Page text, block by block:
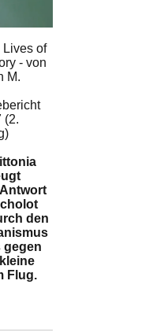
Lives of
- von
M.
(2.
den
gegen
Flug.